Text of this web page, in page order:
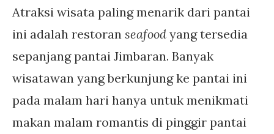
Atraksi wisata paling menarik dari pantai
ini adalah restoran seafood yang tersedia
sepanjang pantai Jimbaran. Banyak
wisatawan yang berkunjung ke pantai ini
pada malam hari hanya untuk menikmati
makan malam romantis di pinggir pantai